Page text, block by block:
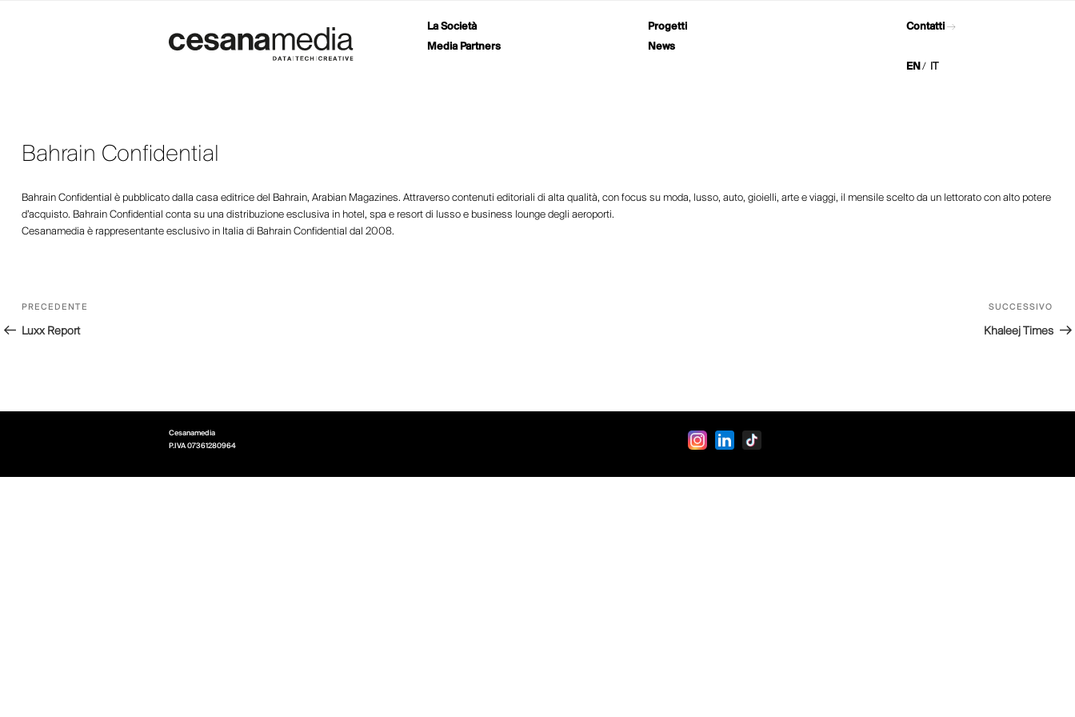
La Società
Progetti
Media Partners
News
Contatti
EN IT
Bahrain Confidential
Bahrain Confidential è pubblicato dalla casa editrice del Bahrain, Arabian Magazines. Attraverso contenuti editoriali di alta qualità, con focus su moda, lusso, auto, gioielli, arte e viaggi, il mensile scelto da un lettorato con alto potere
d’acquisto. Bahrain Confidential conta su una distribuzione esclusiva in hotel, spa e resort di lusso e business lounge degli aeroporti.
Cesanamedia è rappresentante esclusivo in Italia di Bahrain Confidential dal 2008.
Navigazione
articoli
Articolo
precedente:
PRECEDENTE
Luxx Report
SUCCESSIVO
Khaleej Times
Cesanamedia
P.IVA07361280964